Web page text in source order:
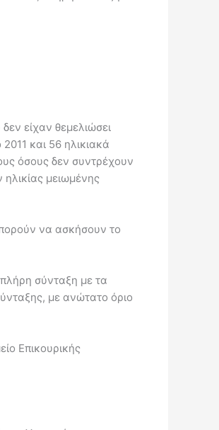
είχαν θεμελιώσει
και 56 ηλικιακά
όσους δεν συντρέχουν
μειωμένης
να ασκήσουν το
πλήρη σύνταξη με τα
με ανώτατο όριο
Επικουρικής